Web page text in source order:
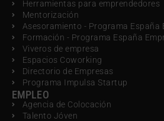
Herramientas para emprendedores
Mentorización
Asesoramiento - Programa España
Formación - Programa España
Viveros de empresa
Espacios Coworking
Directorio de Empresas
Programa Impulsa Startup
EMPLEO
Agencia de Colocación
Talento Jóven